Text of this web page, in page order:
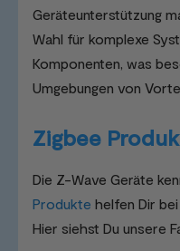
Geräteunterstützung
Wahl für komplexe
Komponenten, was
Umgebungen von
Zigbee
Die Z-Wave Geräte
Produkte helfen Dir
Hier siehst Du unsere